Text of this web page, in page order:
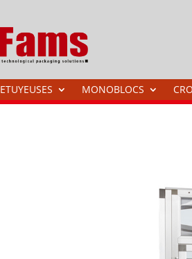
ETUYEUSES MONOBLOCS